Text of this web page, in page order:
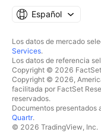
Español
Los datos de mercado
Services.
Los datos de referencia
Copyright © 2026
Copyright © 2026,
facilitada por FactSet
reservados.
Documentos presentados
Quartr.
© 2026 TradingView, Inc.